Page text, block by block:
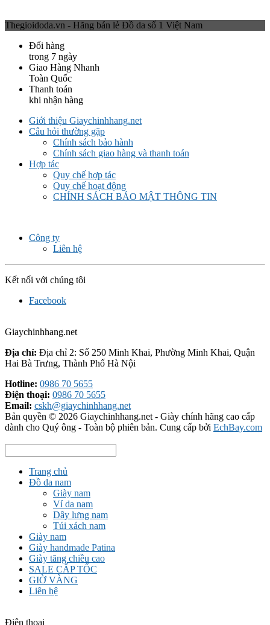
Thegioidoda.vn - Hãng bán lẻ Đồ da số 1 Việt Nam
Đổi hàng
trong 7 ngày
Giao Hàng Nhanh
Toàn Quốc
Thanh toán
khi nhận hàng
Giới thiệu Giaychinhhang.net
Câu hỏi thường gặp
Chính sách bảo hành
Chính sách giao hàng và thanh toán
Hợp tác
Quy chế hợp tác
Quy chế hoạt động
CHÍNH SÁCH BẢO MẬT THÔNG TIN
Công ty
Liên hệ
Kết nối với chúng tôi
Facebook
Giaychinhhang.net
Địa chỉ: Địa chỉ 2: Số 250 Minh Khai, Phường Minh Khai, Quận
Hai Bà Trưng, Thành Phố Hà Nội
Hotline: 0986 70 5655
Điện thoại: 0986 70 5655
Email: cskh@giaychinhhang.net
Bản quyền © 2026 Giaychinhhang.net - Giày chính hãng cao cấp
dành cho Quý ông - Toàn bộ phiên bản. Cung cấp bởi EchBay.com
Trang chủ
Đồ da nam
Giày nam
Ví da nam
Dây lưng nam
Túi xách nam
Giày nam
Giày handmade Patina
Giày tăng chiều cao
SALE CẤP TỐC
GIỜ VÀNG
Liên hệ
Điện thoại